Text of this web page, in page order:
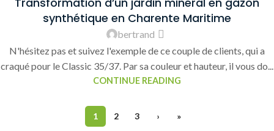
synthétique en Charente Maritime
bertrand
N'hésitez pas et suivez l'exemple de ce couple de clients, qui a
craqué pour le Classic 35/37. Par sa couleur et hauteur, il vous do...
CONTINUE READING
1 2 3 › »